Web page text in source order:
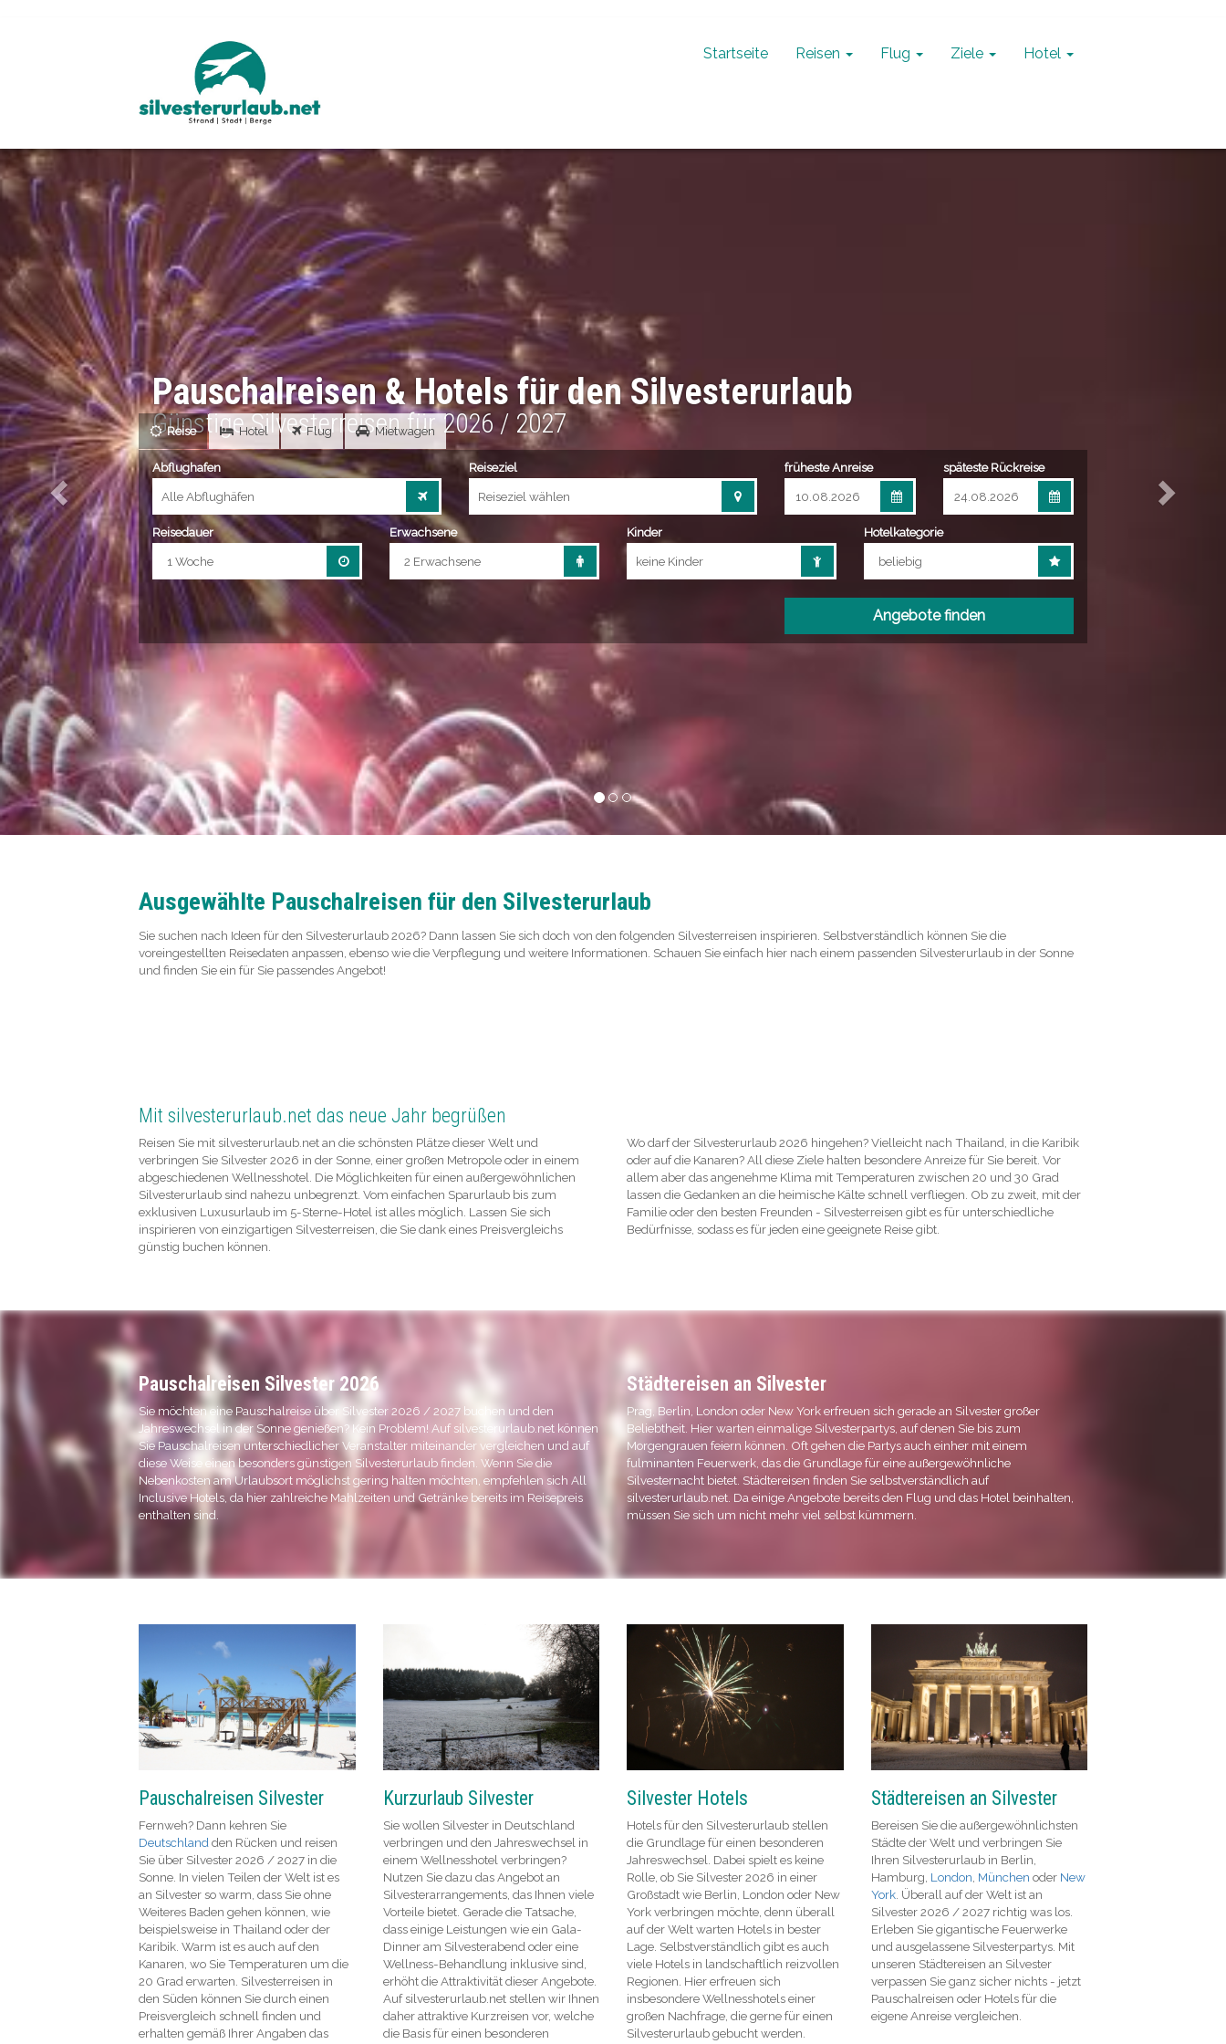
Startseite Reisen Flug Ziele Hotel
Reise Hotel Flug Mietwagen
Abflughafen
Alle Abflughäfen
Reiseziel
Reiseziel wählen
früheste Anreise späteste Rückreise
Reisedauer Erwachsene
Kinder
keine Kinder
Hotelkategorie
Angebote finden
Hotels für den Silvesterurlaub
für 2026 / 2027
Ausgewählte Pauschalreisen für den Silvesterurlaub
Sie suchen nach Ideen für den Silvesterurlaub 2026? Dann lassen Sie sich doch von den folgenden Silvesterreisen inspirieren. Selbstverständlich können Sie die
voreingestellten Reisedaten anpassen, ebenso wie die Verpflegung und weitere Informationen. Schauen Sie einfach hier nach einem passenden Silvesterurlaub in der Sonne
und finden Sie ein für Sie passendes Angebot!
Mit silvesterurlaub.net das neue Jahr begrüßen
Reisen Sie mit silvesterurlaub.net an die schönsten Plätze dieser Welt und
verbringen Sie Silvester 2026 in der Sonne, einer großen Metropole oder in einem
abgeschiedenen Wellnesshotel. Die Möglichkeiten für einen außergewöhnlichen
Silvesterurlaub sind nahezu unbegrenzt. Vom einfachen Sparurlaub bis zum
exklusiven Luxusurlaub im 5-Sterne-Hotel ist alles möglich. Lassen Sie sich
inspirieren von einzigartigen Silvesterreisen, die Sie dank eines Preisvergleichs
günstig buchen können.
Wo darf der Silvesterurlaub 2026 hingehen? Vielleicht nach Thailand, in die Karibik
oder auf die Kanaren? All diese Ziele halten besondere Anreize für Sie bereit. Vor
allem aber das angenehme Klima mit Temperaturen zwischen 20 und 30 Grad
lassen die Gedanken an die heimische Kälte schnell verfliegen. Ob zu zweit, mit der
Familie oder den besten Freunden - Silvesterreisen gibt es für unterschiedliche
Bedürfnisse, sodass es für jeden eine geeignete Reise gibt.
Pauschalreisen Silvester 2026
Sie möchten eine Pauschalreise über Silvester 2026 / 2027 buchen und den
Jahreswechsel in der Sonne genießen? Kein Problem! Auf silvesterurlaub.net können
Sie Pauschalreisen unterschiedlicher Veranstalter miteinander vergleichen und auf
diese Weise einen besonders günstigen Silvesterurlaub finden. Wenn Sie die
Nebenkosten am Urlaubsort möglichst gering halten möchten, empfehlen sich All
Inclusive Hotels, da hier zahlreiche Mahlzeiten und Getränke bereits im Reisepreis
enthalten sind.
Städtereisen an Silvester
Prag, Berlin, London oder New York erfreuen sich gerade an Silvester großer
Beliebtheit. Hier warten einmalige Silvesterpartys, auf denen Sie bis zum
Morgengrauen feiern können. Oft gehen die Partys auch einher mit einem
fulminanten Feuerwerk, das die Grundlage für eine außergewöhnliche
Silvesternacht bietet. Städtereisen finden Sie selbstverständlich auf
silvesterurlaub.net. Da einige Angebote bereits den Flug und das Hotel beinhalten,
müssen Sie sich um nicht mehr viel selbst kümmern.
Pauschalreisen Silvester
Fernweh? Dann kehren Sie
Deutschland den Rücken und reisen
Sie über Silvester 2026 / 2027 in die
Sonne. In vielen Teilen der Welt ist es
an Silvester so warm, dass Sie ohne
Weiteres Baden gehen können, wie
beispielsweise in Thailand oder der
Karibik. Warm ist es auch auf den
Kanaren, wo Sie Temperaturen um die
20 Grad erwarten. Silvesterreisen in
den Süden können Sie durch einen
Preisvergleich schnell finden und
erhalten gemäß Ihrer Angaben das
Kurzurlaub Silvester
Sie wollen Silvester in Deutschland
verbringen und den Jahreswechsel in
einem Wellnesshotel verbringen?
Nutzen Sie dazu das Angebot an
Silvesterarrangements, das Ihnen viele
Vorteile bietet. Gerade die Tatsache,
dass einige Leistungen wie ein Gala-
Dinner am Silvesterabend oder eine
Wellness-Behandlung inklusive sind,
erhöht die Attraktivität dieser Angebote.
Auf silvesterurlaub.net stellen wir Ihnen
daher attraktive Kurzreisen vor, welche
die Basis für einen besonderen
Silvester Hotels
Hotels für den Silvesterurlaub stellen
die Grundlage für einen besonderen
Jahreswechsel. Dabei spielt es keine
Rolle, ob Sie Silvester 2026 in einer
Großstadt wie Berlin, London oder New
York verbringen möchte, denn überall
auf der Welt warten Hotels in bester
Lage. Selbstverständlich gibt es auch
viele Hotels in landschaftlich reizvollen
Regionen. Hier erfreuen sich
insbesondere Wellnesshotels einer
großen Nachfrage, die gerne für einen
Silvesterurlaub gebucht werden.
Städtereisen an Silvester
Bereisen Sie die außergewöhnlichsten
Städte der Welt und verbringen Sie
Ihren Silvesterurlaub in Berlin,
Hamburg, London München oder New
York. Überall auf der Welt ist an
Silvester 2026 / 2027 richtig was los.
Erleben Sie gigantische Feuerwerke
und ausgelassene Silvesterpartys. Mit
unseren Städtereisen an Silvester
verpassen Sie ganz sicher nichts - jetzt
Pauschalreisen oder Hotels für die
eigene Anreise vergleichen.